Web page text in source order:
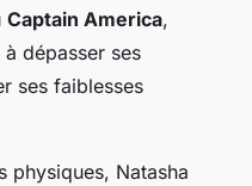
Captain America,
dépasser ses
ses faiblesses
physiques, Natasha